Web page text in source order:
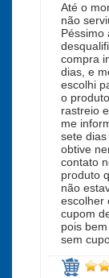
Até o
não
Péssimo
compra
dias, e
escolhi
o
rastreio
me
sete
obtive
contato
produto
não
escolher
cupom
pois
sem